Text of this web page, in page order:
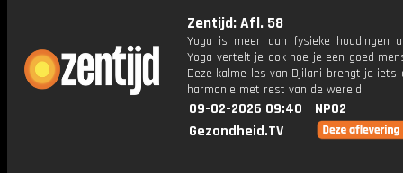
Zentijd: Afl. 58
Yoga is meer dan fysieke houdingen
Yoga vertelt je ook hoe je een goed
Deze kalme les van Djilani brengt je iets
harmonie met rest van de wereld.
09-02-2026 09:40
NPO2
Gezondheid.TV